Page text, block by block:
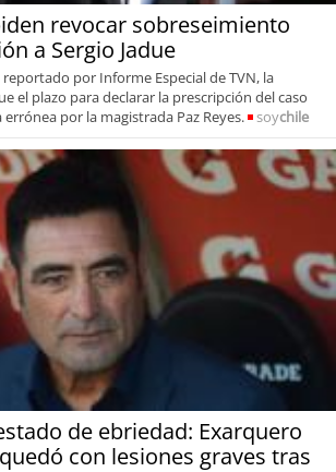
revocar sobreseimiento
a Sergio Jadue
reportado por Informe Especial de TVN, la
el plazo para declarar la prescripción del caso
por la magistrada Paz Reyes.
soychile
de ebriedad: Exarquero
con lesiones graves tras